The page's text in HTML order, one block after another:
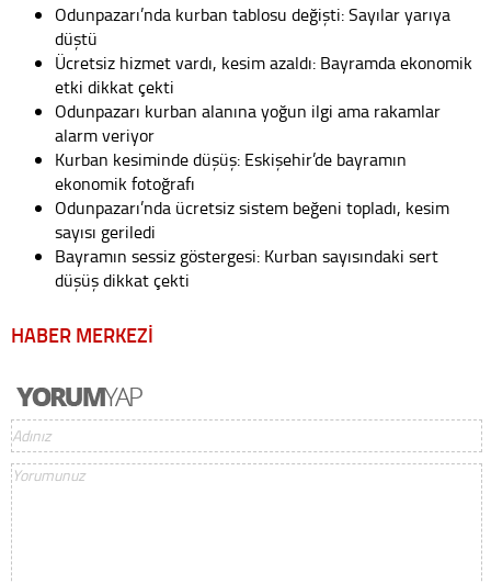
Odunpazarı’nda kurban tablosu değişti: Sayılar yarıya
düştü
Ücretsiz hizmet vardı, kesim azaldı: Bayramda ekonomik
etki dikkat çekti
Odunpazarı kurban alanına yoğun ilgi ama rakamlar
alarm veriyor
Kurban kesiminde düşüş: Eskişehir’de bayramın
ekonomik fotoğrafı
Odunpazarı’nda ücretsiz sistem beğeni topladı, kesim
sayısı geriledi
Bayramın sessiz göstergesi: Kurban sayısındaki sert
düşüş dikkat çekti
HABER MERKEZİ